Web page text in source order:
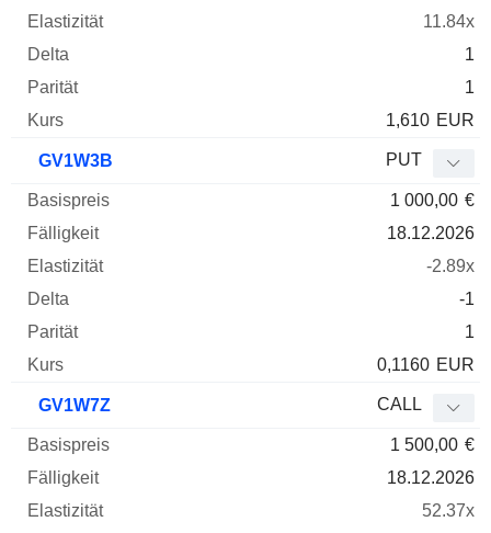
11.84x
1
1
1,610 EUR
GV1W3B PUT
1 000,00 €
18.12.2026
-2.89x
-1
1
0,1160 EUR
GV1W7Z CALL
1 500,00 €
18.12.2026
52.37x